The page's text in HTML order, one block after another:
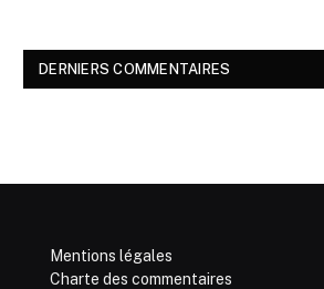
DERNIERS COMMENTAIRES
Mentions légales
Charte des commentaires